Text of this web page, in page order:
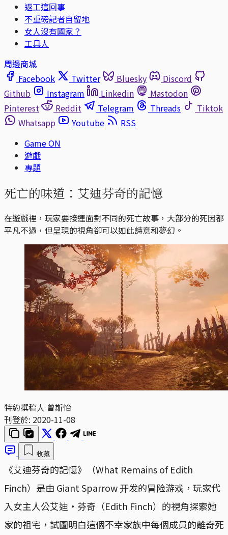
返工這回事
不重磅記者自留地
女人沒有國家？
工具人
周邊商城
Facebook
Twitter Bluesky
Discord
Github
Instagram Linkedin
Mastodon
Pinterest
Reddit Telegram Threads
Tiktok
Whatsapp
Youtube
RSS
Game ON
遊戲
專題
死亡的味道：艾迪芬奇的記憶
在遊戲裡，玩家要接連面對不同的死亡故事，大部分的死因都
平凡不過，但呈現的視角卻可以如此詩意和夢幻。
特約撰稿人 曾斯怡
刊登於: 2020-11-08
收藏
《艾迪芬奇的記憶》（What Remains of Edith
Finch）是由 Giant Sparrow 开发的冒险游戏，玩家代
入女主人公艾迪·芬奇（Edith Finch）的視角探索她
家的祖宅，試圖明白這個不幸家族中每個成員的離奇死